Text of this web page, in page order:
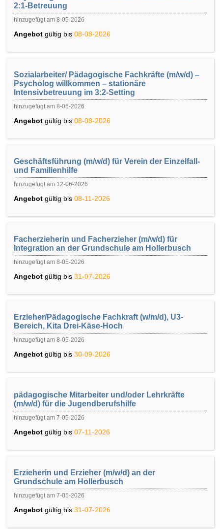
2:1-Betreuung
hinzugefügt am 8-05-2026
Angebot gültig bis 08-08-2026
Sozialarbeiter/ Pädagogische Fachkräfte (m/w/d) –
Psycholog willkommen – stationäre
Intensivbetreuung im 3:2-Setting
hinzugefügt am 8-05-2026
Angebot gültig bis 08-08-2026
Geschäftsführung (m/w/d) für Verein der Einzelfall-
und Familienhilfe
hinzugefügt am 12-06-2026
Angebot gültig bis 08-11-2026
Facherzieherin und Facherzieher (m/w/d) für
Integration an der Grundschule am Hollerbusch
hinzugefügt am 8-05-2026
Angebot gültig bis 31-07-2026
Erzieher/Pädagogische Fachkraft (w/m/d), U3-
Bereich, Kita Drei-Käse-Hoch
hinzugefügt am 8-05-2026
Angebot gültig bis 30-09-2026
pädagogische Mitarbeiter und/oder Lehrkräfte
(m/w/d) für die Jugendberufshilfe
hinzugefügt am 7-05-2026
Angebot gültig bis 07-11-2026
Erzieherin und Erzieher (m/w/d) an der
Grundschule am Hollerbusch
hinzugefügt am 7-05-2026
Angebot gültig bis 31-07-2026